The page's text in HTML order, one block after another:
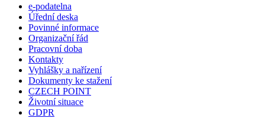
e-podatelna
Úřední deska
Povinné informace
Organizační řád
Pracovní doba
Kontakty
Vyhlášky a nařízení
Dokumenty ke stažení
CZECH POINT
Životní situace
GDPR